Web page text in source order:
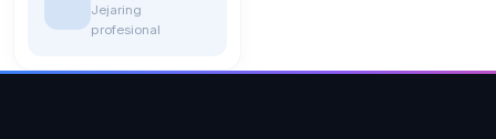
Jejaring
profesional